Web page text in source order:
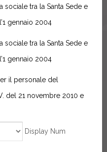
sociale tra la Santa Sede e
gennaio 2004
sociale tra la Santa Sede e
gennaio 2004
il personale del
del 21 novembre 2010 e
Display Num